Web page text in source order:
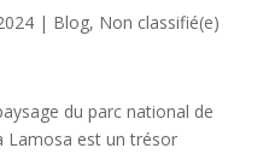
| Blog, Non classifié(e)
du parc national de
Lamosa est un trésor